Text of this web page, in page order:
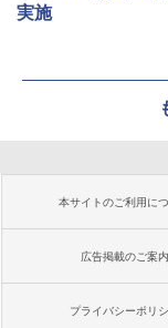
実施
本サイトのご利用に
広告掲載のご案内
プライバシーポリ